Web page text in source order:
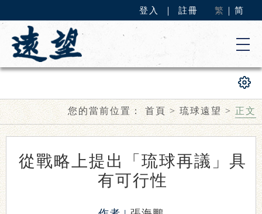
登入 註冊 繁 简
您的當前位置：首頁>琉球遠望>正文
從戰略上提出「琉球再議」具
有可行性